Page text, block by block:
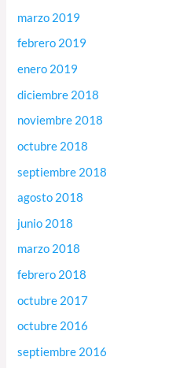
marzo 2019
febrero 2019
enero 2019
diciembre 2018
noviembre 2018
octubre 2018
septiembre 2018
agosto 2018
junio 2018
marzo 2018
febrero 2018
octubre 2017
octubre 2016
septiembre 2016